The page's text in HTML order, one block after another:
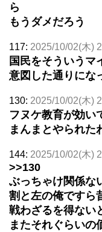
ら
もうダメだろう
117: 2025/10/02(木)
国民をそういうマ
意図した通りにな
130: 2025/10/02(木)
フヌケ教育が効い
まんまとやられた
144: 2025/10/02(木)
>>130
ぶっちゃけ関係な
割と左の俺ですら
戦わざるを得ない
またそれぐらいの